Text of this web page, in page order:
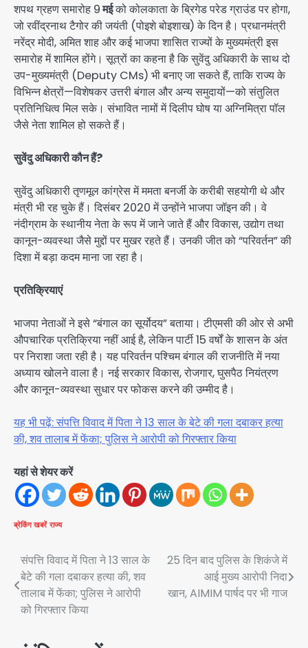
शपथ ग्रहण समारोह 9मईको कोलकाता के ब्रिगेड परेड ग्राउंड पर होगा,
जो रवींद्रनाथ टैगोर की जयंती (पोइशे बोइशाख) के दिन है। प्रधानमंत्री
नरेंद्र मोदी, अमित शाह और कई भाजपा शासित राज्यों के मुख्यमंत्री इस
समारोह में शामिल होंगे। सूत्रों का कहना है कि सुवेंदु अधिकारी के साथ दो
उप-मुख्यमंत्री (Deputy CMs) भी बनाए जा सकते हैं, ताकि राज्य के
विभिन्न क्षेत्रों—विशेषकर उत्तरी बंगाल और अन्य समुदायों—को संतुलित
प्रतिनिधित्व मिल सके। संभावित नामों में दिलीप घोष या अग्निमित्रा पॉल
जैसे नेता शामिल हो सकते हैं।
सुवेंदु अधिकारी कौन हैं?
सुवेंदु अधिकारी तृणमूल कांग्रेस में ममता बनर्जी के करीबी सहयोगी थे और
मंत्री भी रह चुके हैं। दिसंबर 2020 में उन्होंने भाजपा जॉइन की। वे
नंदीग्राम के स्थानीय नेता के रूप में जाने जाते हैं और विकास, उद्योग तथा
कानून-व्यवस्था जैसे मुद्दों पर मुखर रहते हैं। उनकी जीत को “परिवर्तन” की
दिशा में बड़ा कदम माना जा रहा है।
प्रतिक्रियाएं
भाजपा नेताओं ने इसे “बंगाल का सूर्योदय” बताया। टीएमसी की ओर से अभी
औपचारिक प्रतिक्रिया नहीं आई है, लेकिन पार्टी 15 वर्षों के शासन के अंत
पर निराशा जता रही है। यह परिवर्तन पश्चिम बंगाल की राजनीति में नया
अध्याय खोलने वाला है। नई सरकार विकास, रोजगार, घुसपैठ नियंत्रण
और कानून-व्यवस्था सुधार पर फोकस करने की उम्मीद है।
यह भी पढ़ें: संपत्ति विवाद में पिता ने 13 साल के बेटे की गला दबाकर हत्या
की, शव तालाब में फेंका; पुलिस ने आरोपी को गिरफ्तार किया
यहां से शेयर करें
ब्रेकिंग खबरें राज्य
Post
navigation
संपत्ति विवाद में पिता ने 13 साल के
बेटे की गला दबाकर हत्या की, शव
तालाब में फेंका; पुलिस ने आरोपी
को गिरफ्तार किया
25 दिन बाद पुलिस के शिकंजे में
आई मुख्य आरोपी निदा
खान, AIMIM पार्षद पर भी गाज